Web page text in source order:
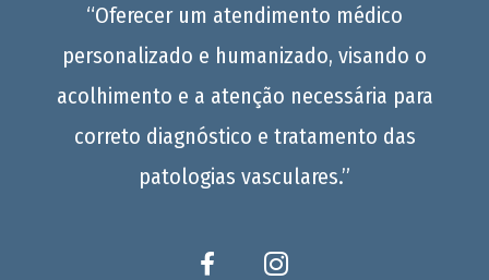
“Oferecer um atendimento médico
personalizado e humanizado, visando o
acolhimento e a atenção necessária para
correto diagnóstico e tratamento das
patologias vasculares.”